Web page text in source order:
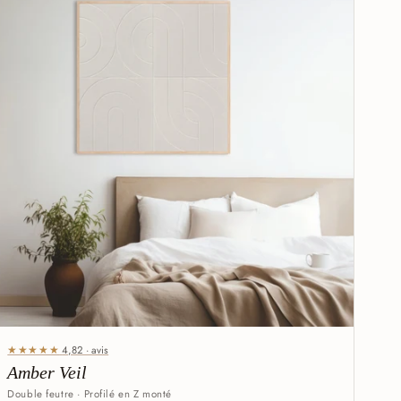
★★★★★ 4,82 · avis
Amber Veil
Double feutre · Profilé en Z monté